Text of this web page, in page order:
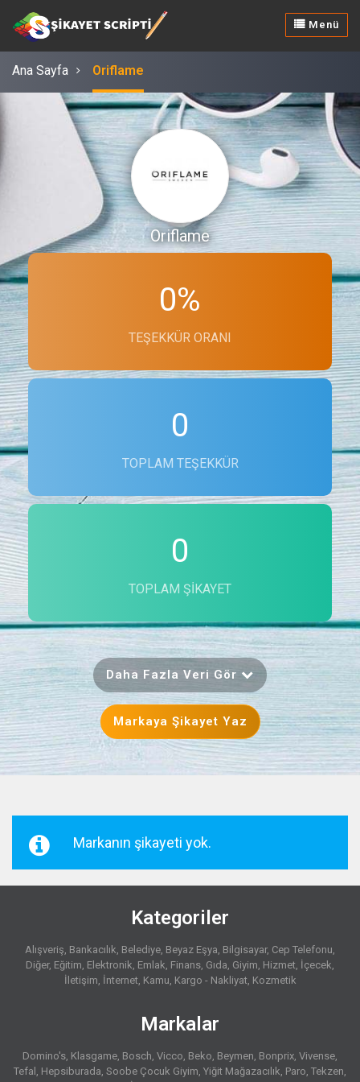
Menü
Ana Sayfa Oriflame
Oriflame
0%
TEŞEKKÜR ORANI
0
TOPLAM TEŞEKKÜR
0
TOPLAM ŞIKAYET
Daha Fazla Veri Gör
Markaya Şikayet Yaz
Markanın şikayeti yok.
Kategoriler
Alışveriş Bankacılık Belediye Beyaz Eşya Bilgisayar Cep Telefonu
Diğer Eğitim Elektronik Emlak Finans Gıda Giyim Hizmet İçecek
İletişim İnternet Kamu Kargo - Nakliyat Kozmetik
Markalar
Domino's Klasgame Bosch Vicco Beko Beymen Bonprix Vivense
Tefal
Hepsiburada Soobe Çocuk Giyim Yiğit Mağazacılık Paro Tekzen